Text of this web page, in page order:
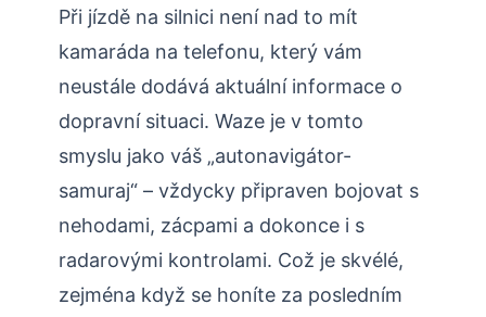
Při jízdě na silnici není nad to mít
kamaráda na telefonu, který vám
neustále dodává aktuální informace o
dopravní situaci. Waze je v tomto
smyslu jako váš „autonavigátor-
samuraj“ – vždycky připraven bojovat s
nehodami, zácpami a dokonce i s
radarovými kontrolami. Což je skvélé,
zejména když se honíte za posledním